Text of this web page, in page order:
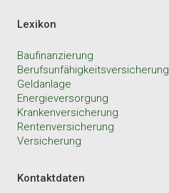
Lexikon
Baufinanzierung
Berufsunfähigkeitsversicherung
Geldanlage
Energieversorgung
Krankenversicherung
Rentenversicherung
Versicherung
Kontaktdaten